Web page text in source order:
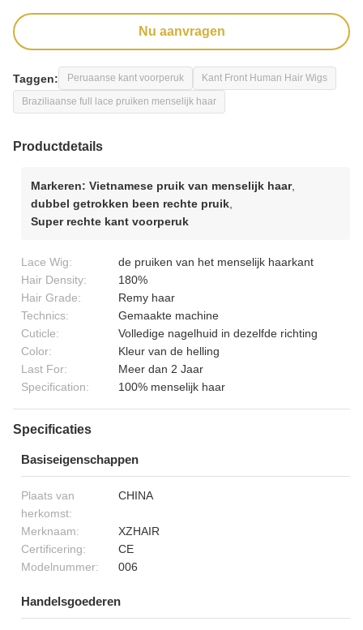
Nu aanvragen
Taggen: Peruaanse kant voorperuk Kant Front Human Hair Wigs
Braziliaanse full lace pruiken menselijk haar
Productdetails
Markeren: Vietnamese pruik van menselijk haar,
dubbel getrokken been rechte pruik
Super rechte kant voorperuk
Lace Wig:
de pruiken van het menselijk haarkant
Hair Density:
180%
Hair Grade:
Remy haar
Technics:
Gemaakte machine
Cuticle:
Volledige nagelhuid in dezelfde richting
Color:
Kleur van de helling
Last For:
Meer dan 2 Jaar
Specification:
100% menselijk haar
Specificaties
Basiseigenschappen
Plaats van
herkomst:
CHINA
Merknaam:
XZHAIR
Certificering:
CE
Modelnummer:
006
Handelsgoederen